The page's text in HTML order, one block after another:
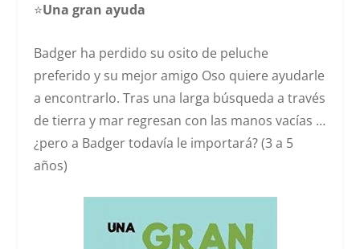
⭐️Una gran ayuda
Badger ha perdido su osito de peluche
preferido y su mejor amigo Oso quiere ayudarle
a encontrarlo. Tras una larga búsqueda a través
de tierra y mar regresan con las manos vacías …
¿pero a Badger todavía le importará? (3 a 5
años)